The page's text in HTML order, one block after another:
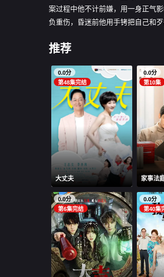
案过程中他不计前嫌，用一身正气
负重伤，昏迷前他用手铐把自己
推荐
0.0分
第48集完结
大丈夫
0.0分
第10集
家事法
0.0分
第6集完结
0.0分
第40集